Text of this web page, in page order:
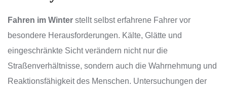
Fahren im Winter stellt selbst erfahrene Fahrer vor
besondere Herausforderungen. Kälte, Glätte und
eingeschränkte Sicht verändern nicht nur die
Straßenverhältnisse, sondern auch die Wahrnehmung und
Reaktionsfähigkeit des Menschen. Untersuchungen der